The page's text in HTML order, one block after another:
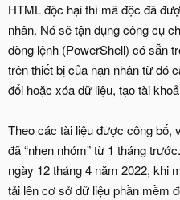
HTML độc hại thì mã độc đã
nhân. Nó sẽ tận dụng công cụ
dòng lệnh (PowerShell) có sẵn
trên thiết bị của nạn nhân từ đó
đổi hoặc xóa dữ liệu, tạo tài
Theo các tài liệu được công bố,
đã “nhen nhóm” từ 1 tháng
ngày 12 tháng 4 năm 2022, khi
tải lên cơ sở dữ liệu phần mềm